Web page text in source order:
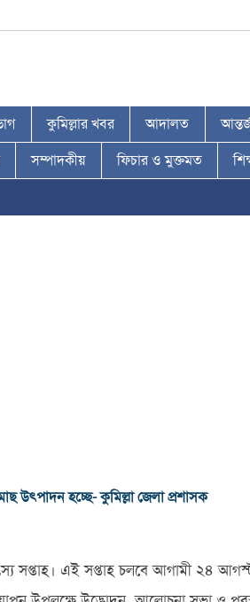
কুমিল্লার খবর আদালত
সম্পাদকীয় ফিচার ও মুক্তমত
মাছ উৎপাদন হচ্ছে- কুমিল্লা জেলা প্রশাসক
সপ্তাহ। এই সপ্তাহ চলবে আগামী ২৪ আগস্ট